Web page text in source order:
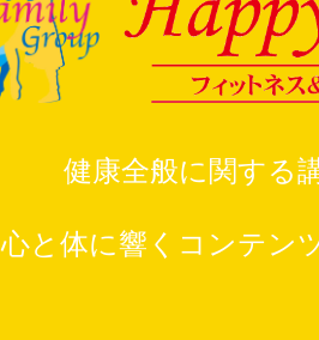
健康全般に関する
心と体に響くコンテン